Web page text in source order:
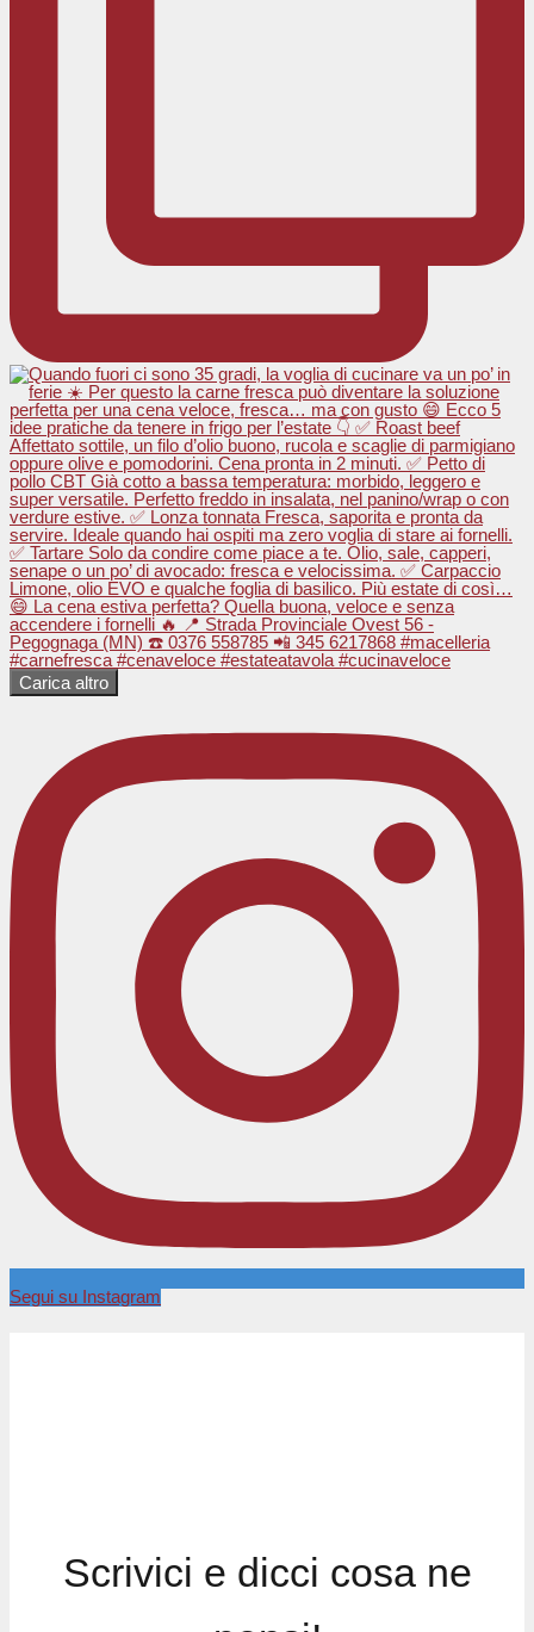
Carica altro
Segui su Instagram
Scrivici e dicci cosa ne